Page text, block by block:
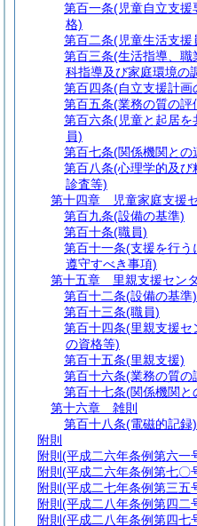
第百一条(児童自立支援
格)
第百二条(児童生活支援
第百三条(生活指導、職
科指導及び家庭環境の
第百四条(自立支援計画
第百五条(業務の質の評
第百六条(児童と起居を
員)
第百七条(関係機関との
第百八条(心理学的及び
診査等)
第十四章
児童家庭支援
第百九条(設備の基準)
第百十条(職員)
第百十一条(支援を行う
遵守すべき事項)
第十五章
里親支援セン
第百十二条(設備の基準)
第百十三条(職員)
第百十四条(里親支援セ
の資格等)
第百十五条(里親支援)
第百十六条(業務の質の
第百十七条(関係機関と
第十六章
雑則
第百十八条(電磁的記録)
附則
附則 (平成二六年条例第六一
附則 (平成二六年条例第七〇
附則 (平成二七年条例第三五
附則 (平成二八年条例第四二
附則 (平成二八年条例第四七